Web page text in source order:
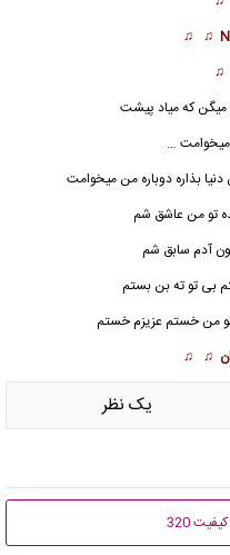
♫ ♫
که میاد پیشت
میخوامت …
بذاره دوباره من میخوامت
تو من عاشق شم
آدم سابق شم
بی تو ته بن بستم
من خستم عزیزم خستم
♫ ♫
يک نظر
320